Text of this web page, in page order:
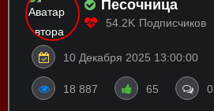
Песочница
54.2K Подписчиков
10 Декабря 2025 13:00:00
18 887 65 0